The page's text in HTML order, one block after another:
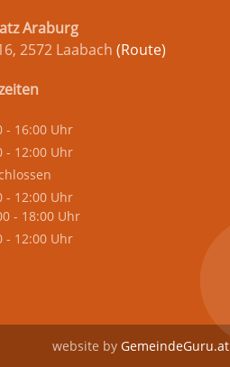
Araburg
2572 Laabach(Route)
- 16:00 Uhr
- 12:00 Uhr
- 12:00 Uhr
- 18:00 Uhr
- 12:00 Uhr
website by GemeindeGuru.at